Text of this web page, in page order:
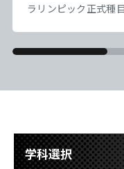
ラリンピック正式種
授業では、まず競技
ぶ 授業では、 ・ボ
ル、勝敗の決まり方
の
学科選択